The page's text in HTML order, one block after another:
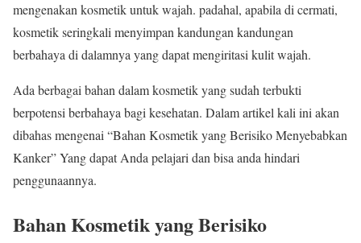
mengenakan kosmetik untuk wajah. padahal, apabila di cermati,
kosmetik seringkali menyimpan kandungan kandungan
berbahaya di dalamnya yang dapat mengiritasi kulit wajah.
Ada berbagai bahan dalam kosmetik yang sudah terbukti
berpotensi berbahaya bagi kesehatan. Dalam artikel kali ini akan
dibahas mengenai “Bahan Kosmetik yang Berisiko Menyebabkan
Kanker” Yang dapat Anda pelajari dan bisa anda hindari
penggunaannya.
Bahan Kosmetik yang Berisiko